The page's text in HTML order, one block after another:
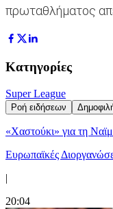
πρωταθλήματος
Κατηγορίες
Super League
Ροή ειδήσεων
«Χαστούκι» για τη
Ευρωπαϊκές
|
20:04